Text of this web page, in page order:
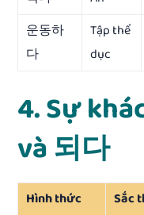
운동하
다
Tập thể
dục
4. Sự
và 되다
Hình thức
Sắc